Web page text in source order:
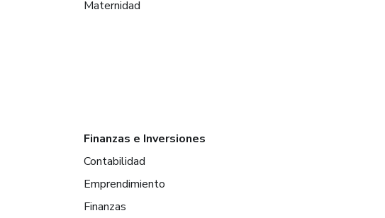
Maternidad
Finanzas e Inversiones
Contabilidad
Emprendimiento
Finanzas